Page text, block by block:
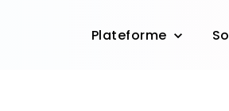
Plateforme